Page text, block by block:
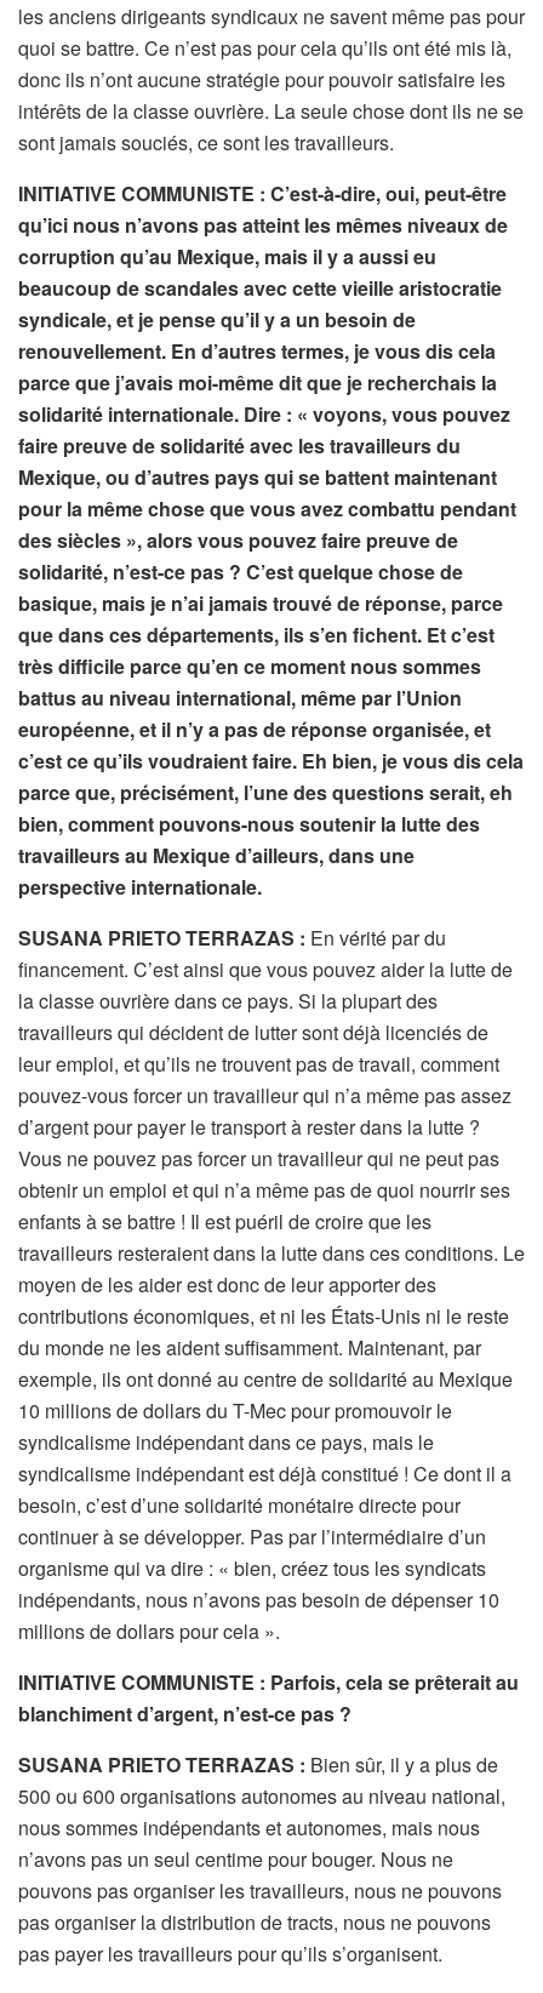
les anciens dirigeants syndicaux ne savent même pas pour
quoi se battre. Ce n’est pas pour cela qu’ils ont été mis là,
donc ils n’ont aucune stratégie pour pouvoir satisfaire les
intérêts de la classe ouvrière. La seule chose dont ils ne se
sont jamais souciés, ce sont les travailleurs.
INITIATIVE COMMUNISTE : C’est-à-dire, oui, peut-être
qu’ici nous n’avons pas atteint les mêmes niveaux de
corruption qu’au Mexique, mais il y a aussi eu
beaucoup de scandales avec cette vieille aristocratie
syndicale, et je pense qu’il y a un besoin de
renouvellement. En d’autres termes, je vous dis cela
parce que j’avais moi-même dit que je recherchais la
solidarité internationale. Dire : « voyons, vous pouvez
faire preuve de solidarité avec les travailleurs du
Mexique, ou d’autres pays qui se battent maintenant
pour la même chose que vous avez combattu pendant
des siècles », alors vous pouvez faire preuve de
solidarité, n’est-ce pas ? C’est quelque chose de
basique, mais je n’ai jamais trouvé de réponse, parce
que dans ces départements, ils s’en fichent. Et c’est
très difficile parce qu’en ce moment nous sommes
battus au niveau international, même par l’Union
européenne, et il n’y a pas de réponse organisée, et
c’est ce qu’ils voudraient faire. Eh bien, je vous dis cela
parce que, précisément, l’une des questions serait, eh
bien, comment pouvons-nous soutenir la lutte des
travailleurs au Mexique d’ailleurs, dans une
perspective internationale.
SUSANA PRIETO TERRAZAS : En vérité par du
financement. C’est ainsi que vous pouvez aider la lutte de
la classe ouvrière dans ce pays. Si la plupart des
travailleurs qui décident de lutter sont déjà licenciés de
leur emploi, et qu’ils ne trouvent pas de travail, comment
pouvez-vous forcer un travailleur qui n’a même pas assez
d’argent pour payer le transport à rester dans la lutte ?
Vous ne pouvez pas forcer un travailleur qui ne peut pas
obtenir un emploi et qui n’a même pas de quoi nourrir ses
enfants à se battre ! Il est puéril de croire que les
travailleurs resteraient dans la lutte dans ces conditions. Le
moyen de les aider est donc de leur apporter des
contributions économiques, et ni les États-Unis ni le reste
du monde ne les aident suffisamment. Maintenant, par
exemple, ils ont donné au centre de solidarité au Mexique
10 millions de dollars du T-Mec pour promouvoir le
syndicalisme indépendant dans ce pays, mais le
syndicalisme indépendant est déjà constitué ! Ce dont il a
besoin, c’est d’une solidarité monétaire directe pour
continuer à se développer. Pas par l’intermédiaire d’un
organisme qui va dire : « bien, créez tous les syndicats
indépendants, nous n’avons pas besoin de dépenser 10
millions de dollars pour cela ».
INITIATIVE COMMUNISTE : Parfois, cela se prêterait au
blanchiment d’argent, n’est-ce pas ?
SUSANA PRIETO TERRAZAS : Bien sûr, il y a plus de
500 ou 600 organisations autonomes au niveau national,
nous sommes indépendants et autonomes, mais nous
n’avons pas un seul centime pour bouger. Nous ne
pouvons pas organiser les travailleurs, nous ne pouvons
pas organiser la distribution de tracts, nous ne pouvons
pas payer les travailleurs pour qu’ils s’organisent.